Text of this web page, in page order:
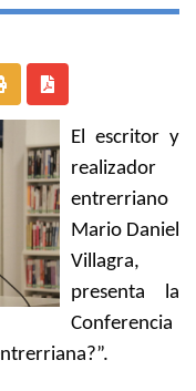
El escritor y
realizador
entrerriano
Mario Daniel
Villagra,
presenta la
Conferencia